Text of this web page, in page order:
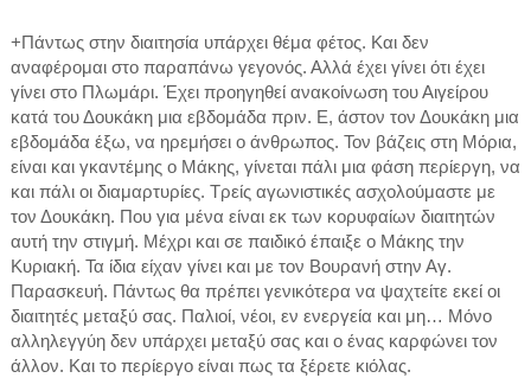
+Πάντως στην διαιτησία υπάρχει θέμα φέτος. Και δεν
αναφέρομαι στο παραπάνω γεγονός. Αλλά έχει γίνει ότι έχει
γίνει στο Πλωμάρι. Έχει προηγηθεί ανακοίνωση του Αιγείρου
κατά του Δουκάκη μια εβδομάδα πριν. Ε, άστον τον Δουκάκη μια
εβδομάδα έξω, να ηρεμήσει ο άνθρωπος. Τον βάζεις στη Μόρια,
είναι και γκαντέμης ο Μάκης, γίνεται πάλι μια φάση περίεργη, να
και πάλι οι διαμαρτυρίες. Τρείς αγωνιστικές ασχολούμαστε με
τον Δουκάκη. Που για μένα είναι εκ των κορυφαίων διαιτητών
αυτή την στιγμή. Μέχρι και σε παιδικό έπαιξε ο Μάκης την
Κυριακή. Τα ίδια είχαν γίνει και με τον Βουρανή στην Αγ.
Παρασκευή. Πάντως θα πρέπει γενικότερα να ψαχτείτε εκεί οι
διαιτητές μεταξύ σας. Παλιοί, νέοι, εν ενεργεία και μη… Μόνο
αλληλεγγύη δεν υπάρχει μεταξύ σας και ο ένας καρφώνει τον
άλλον. Και το περίεργο είναι πως τα ξέρετε κιόλας.